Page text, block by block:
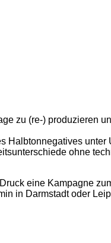
zu (re-) produzieren
ohne
eine Kampagne
in Darmstadt oder